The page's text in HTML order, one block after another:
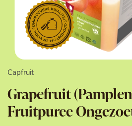
Capfruit
Grapefruit
Fruitpuree